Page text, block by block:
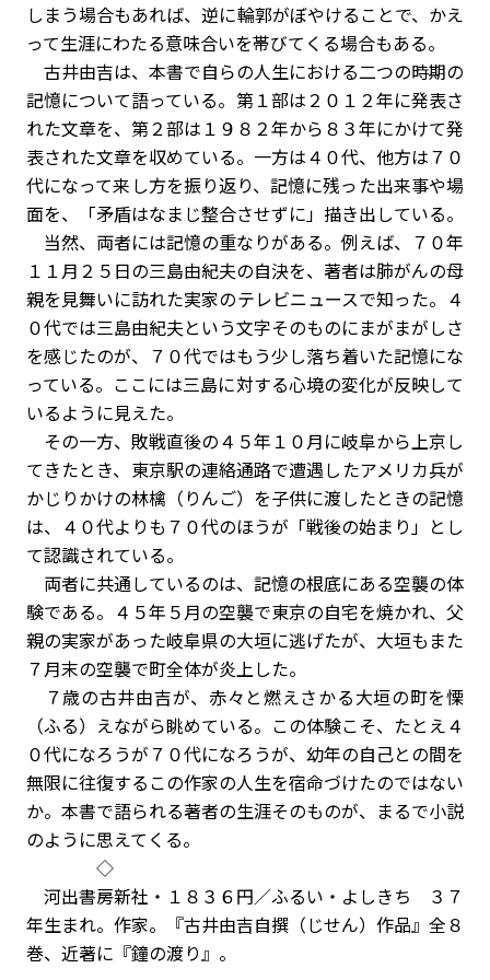
しまう場合もあれば、逆に輪郭がぼやけることで、かえ
って生涯にわたる意味合いを帯びてくる場合もある。
古井由吉は、本書で自らの人生における二つの時期の
記憶について語っている。第１部は２０１２年に発表さ
れた文章を、第２部は１９８２年から８３年にかけて発
表された文章を収めている。一方は４０代、他方は７０
代になって来し方を振り返り、記憶に残った出来事や場
面を、「矛盾はなまじ整合させずに」描き出している。
当然、両者には記憶の重なりがある。例えば、７０年
１１月２５日の三島由紀夫の自決を、著者は肺がんの母
親を見舞いに訪れた実家のテレビニュースで知った。４
０代では三島由紀夫という文字そのものにまがまがしさ
を感じたのが、７０代ではもう少し落ち着いた記憶にな
っている。ここには三島に対する心境の変化が反映して
いるように見えた。
その一方、敗戦直後の４５年１０月に岐阜から上京し
てきたとき、東京駅の連絡通路で遭遇したアメリカ兵が
かじりかけの林檎（りんご）を子供に渡したときの記憶
は、４０代よりも７０代のほうが「戦後の始まり」とし
て認識されている。
両者に共通しているのは、記憶の根底にある空襲の体
験である。４５年５月の空襲で東京の自宅を焼かれ、父
親の実家があった岐阜県の大垣に逃げたが、大垣もまた
７月末の空襲で町全体が炎上した。
７歳の古井由吉が、赤々と燃えさかる大垣の町を慄
（ふる）えながら眺めている。この体験こそ、たとえ４
０代になろうが７０代になろうが、幼年の自己との間を
無限に往復するこの作家の人生を宿命づけたのではない
か。本書で語られる著者の生涯そのものが、まるで小説
のように思えてくる。
◇
河出書房新社・１８３６円／ふるい・よしきち ３７
年生まれ。作家。『古井由吉自撰（じせん）作品』全８
巻、近著に『鐘の渡り』。